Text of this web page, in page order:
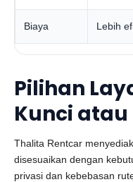
Biaya Lebih
Pilihan
Kunci atau
Thalita Rentcar
disesuaikan dengan
privasi dan kebebasan